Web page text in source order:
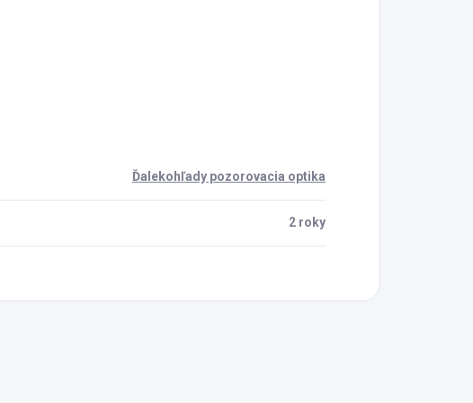
Ďalekohľady pozorovacia optika
2 roky